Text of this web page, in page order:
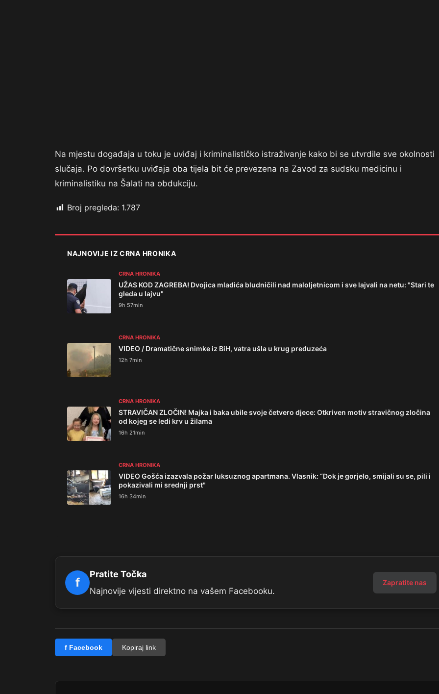
Na mjestu događaja u toku je uviđaj i kriminalističko istraživanje kako bi se utvrdile sve okolnosti
slučaja. Po dovršetku uviđaja oba tijela bit će prevezena na Zavod za sudsku medicinu i
kriminalistiku na Šalati na obdukciju.
Broj pregleda: 1.787
NAJNOVIJE IZ CRNA HRONIKA
CRNA HRONIKA
UŽAS KOD ZAGREBA! Dvojica mladića bludničili nad maloljetnicom i sve lajvali na netu: "Stari te
gleda u lajvu"
9h 57min
CRNA HRONIKA
VIDEO / Dramatične snimke iz BiH, vatra ušla u krug preduzeća
12h 7min
CRNA HRONIKA
STRAVIČAN ZLOČIN! Majka i baka ubile svoje četvero djece: Otkriven motiv stravičnog zločina
od kojeg se ledi krv u žilama
16h 21min
CRNA HRONIKA
VIDEO Gošća izazvala požar luksuznog apartmana. Vlasnik: “Dok je gorjelo, smijali su se, pili i
pokazivali mi srednji prst"
16h 34min
f
Pratite Točka
Najnovije vijesti direktno na vašem Facebooku.
Zapratite nas
f Facebook Kopiraj link